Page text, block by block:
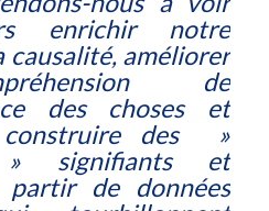
enrichir notre
causalité, améliorer
de
des choses et
des »
signifiants et
partir de données